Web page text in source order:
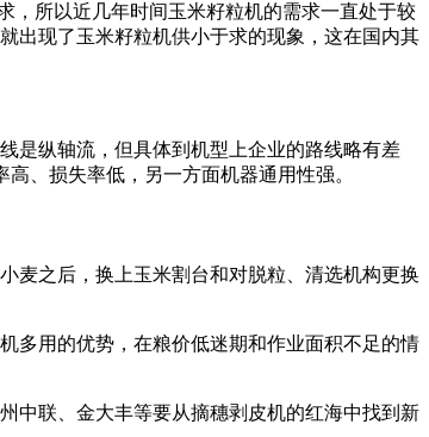
，所以近几年时间玉米籽粒机的需求一直处于较
出现了玉米籽粒机供小于求的现象，这在国内其
是纵轴流，但具体到机型上企业的路线略有差
、损失率低，另一方面机器通用性强。
麦之后，换上玉米割台和对脱粒、清选机构更换
多用的优势，在粮价低迷期和作业面积不足的情
中联、金大丰等要从摘穗剥皮机的红海中找到新